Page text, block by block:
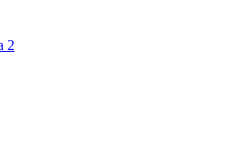
2